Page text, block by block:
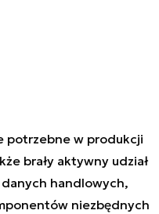
potrzebne w produkcji
brały aktywny udział
danych handlowych,
niezbędnych